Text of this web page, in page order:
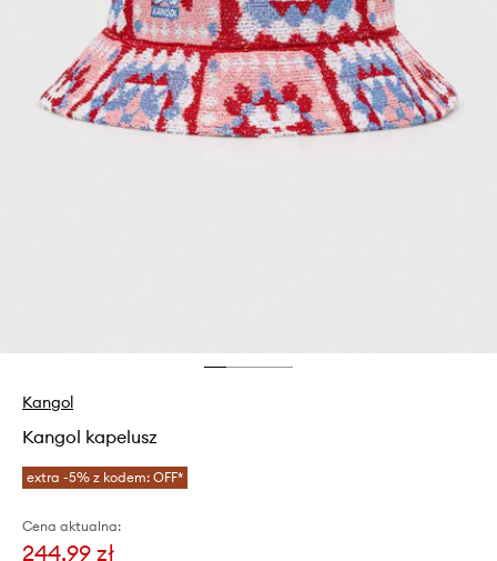
Kangol
Kangol kapelusz
extra -5% z kodem: OFF*
Cena aktualna:
244,99 zł